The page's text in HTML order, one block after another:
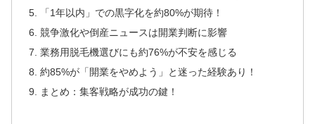
「1年以内」での黒字化を約80%が期待！
競争激化や倒産ニュースは開業判断に影響
業務用脱毛機選びにも約76%が不安を感じる
約85%が「開業をやめよう」と迷った経験あり！
まとめ：集客戦略が成功の鍵！